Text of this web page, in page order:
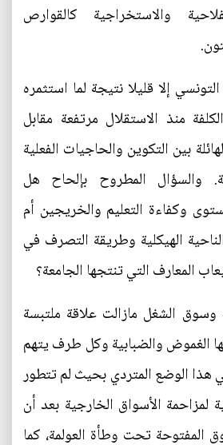
والاستخراجية كالقوارص
إلا قليلا نتيجة لما استثمره
منذ الاستقلال مرتفعة مقابل
بين التكوين والحاجيات الفعلية
والسؤال المطروح بإلحاح هل
وكفاءة التعليم والخريجين أم
الهيكلية وطريقة التصرف في
المعارف التي تنتجها الجامعة؟
وسوق الشغل مازالت علاقة ملتبسة
الغموض والضبابية وكل طرف يتهم
هذا الوضع المتردي بحيث لم تتطور
لمزاحمة الأسواق الخارجية بعد أن
المفتوحة تحت وطأة العولمة، كما